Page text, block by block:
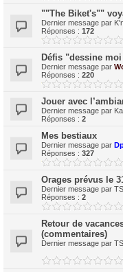
""The Biket's""
Dernier message par
Réponses : 172
Défis "dessine
Dernier message par
Réponses : 220
Jouer avec
Dernier message par
Réponses : 2
Mes bestiaux
Dernier message par
Réponses : 327
Orages prévus le
Dernier message par
Réponses : 2
Retour de
(commentaires)
Dernier message par